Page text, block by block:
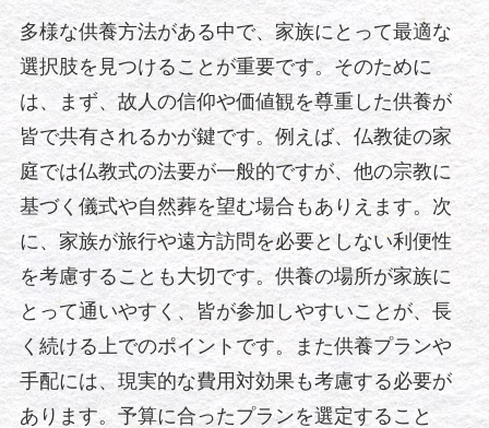
多様な供養方法がある中で、家族にとって最適な
選択肢を見つけることが重要です。そのために
は、まず、故人の信仰や価値観を尊重した供養が
皆で共有されるかが鍵です。例えば、仏教徒の家
庭では仏教式の法要が一般的ですが、他の宗教に
基づく儀式や自然葬を望む場合もありえます。次
に、家族が旅行や遠方訪問を必要としない利便性
を考慮することも大切です。供養の場所が家族に
とって通いやすく、皆が参加しやすいことが、長
く続ける上でのポイントです。また供養プランや
手配には、現実的な費用対効果も考慮する必要が
あります。予算に合ったプランを選定すること